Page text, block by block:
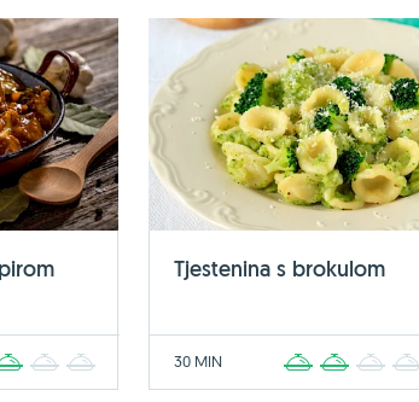
3 4
Tjestenina s brokulom
30 MIN 2 3